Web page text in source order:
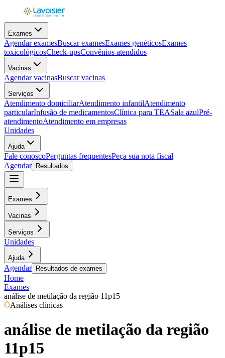
Exames
Agendar examesBuscar examesExames genéticosExames
toxicológicosCheck-upsConvênios atendidos
Vacinas
Agendar vacinasBuscar vacinas
Serviços
Atendimento domiciliarAtendimento infantilAtendimento
particularInfusão de medicamentosClínica para TEASala azulPré-
atendimentoAtendimento em empresas
Unidades
Ajuda
Fale conoscoPerguntas frequentesPeça sua nota fiscal
Agendar
Resultados
Exames
Vacinas
Serviços
Unidades
Ajuda
Agendar Resultados de exames
Home
Exames
análise de metilação da região 11p15
Análises clínicas
análise de metilação da região
11p15